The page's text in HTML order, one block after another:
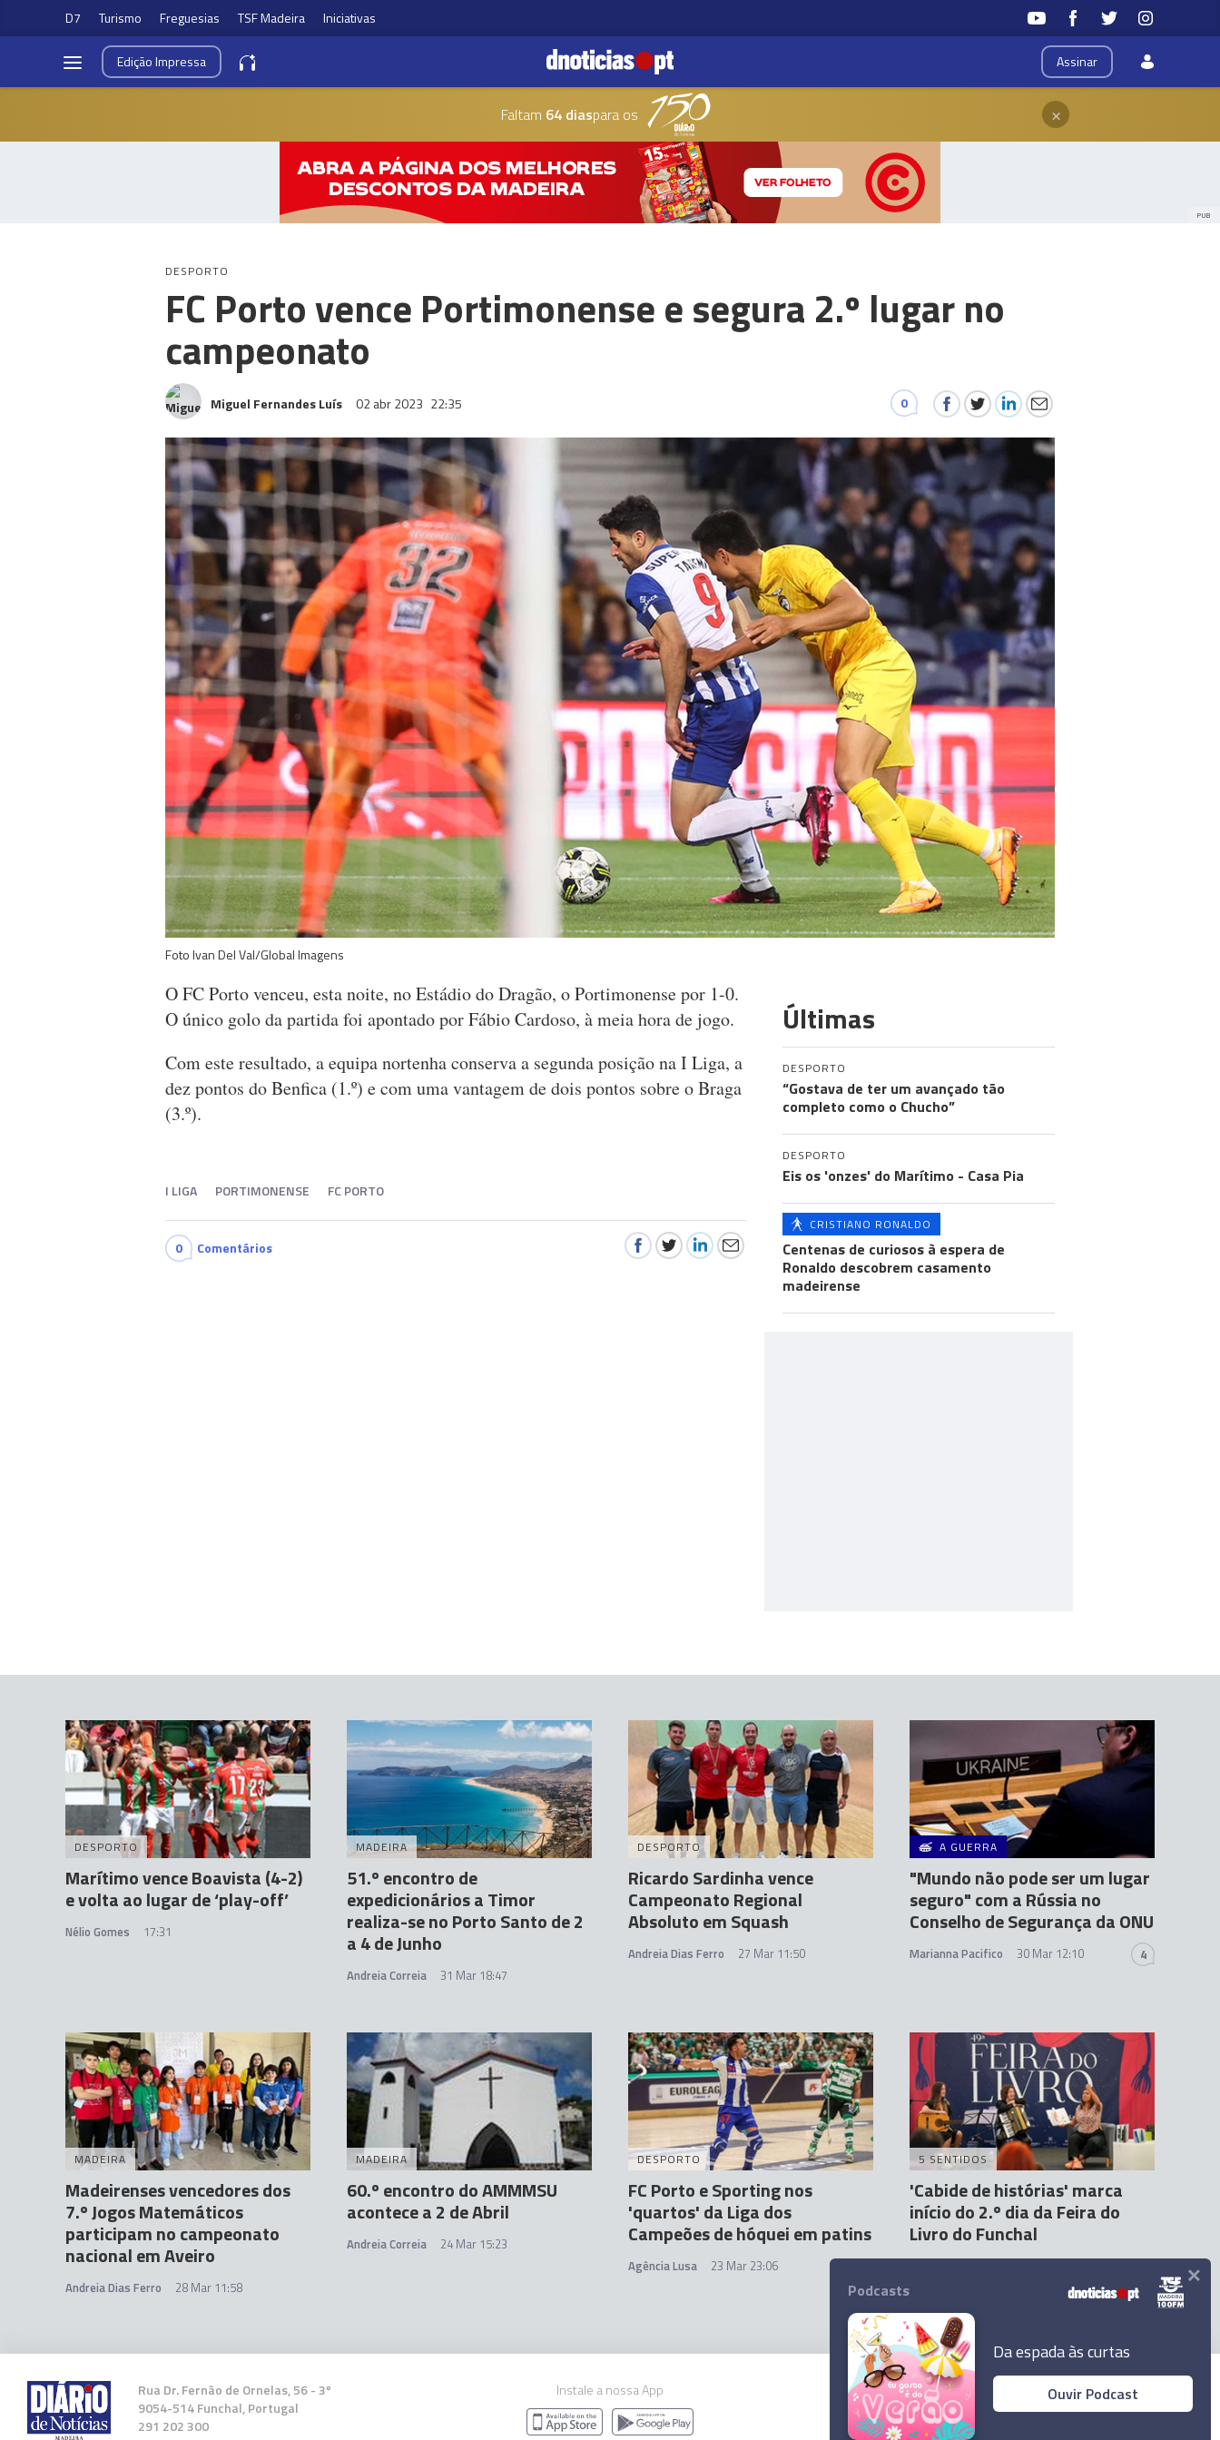
D7 Turismo Freguesias TSF Madeira Iniciativas
Assinar
EdiçãoImpressa
Faltam 64 diaspara os ×
PUB
DESPORTO
FC Porto vence Portimonense e segura 2.º lugar no
campeonato
Miguel Fernandes Luís 02 abr 2023 22:35 0
Foto Ivan Del Val/Global Imagens
O FC Porto venceu, esta noite, no Estádio do Dragão, o Portimonense por 1-0.
O único golo da partida foi apontado por Fábio Cardoso, à meia hora de jogo.
Com este resultado, a equipa nortenha conserva a segunda posição na I Liga, a
dez pontos do Benfica (1.º) e com uma vantagem de dois pontos sobre o Braga
(3.º).
I LIGA PORTIMONENSE FC PORTO
0 Comentários
Últimas
DESPORTO
“Gostava de ter um avançado tão
completo como o Chucho”
DESPORTO
Eis os 'onzes' do Marítimo - Casa Pia
CRISTIANO RONALDO
Centenas de curiosos à espera de
Ronaldo descobrem casamento
madeirense
DESPORTO
Marítimo vence Boavista (4-2)
e volta ao lugar de ‘play-off’
Nélio Gomes 17:31
MADEIRA
51.º encontro de
expedicionários a Timor
realiza-se no Porto Santo de 2
a 4 de Junho
Andreia Correia 31 Mar 18:47
DESPORTO
Ricardo Sardinha vence
Campeonato Regional
Absoluto em Squash
Andreia Dias Ferro 27 Mar 11:50
A GUERRA
"Mundo não pode ser um lugar
seguro" com a Rússia no
Conselho de Segurança da ONU
Marianna Pacifico 30 Mar 12:10 4
MADEIRA
Madeirenses vencedores dos
7.º Jogos Matemáticos
participam no campeonato
nacional em Aveiro
Andreia Dias Ferro 28 Mar 11:58
MADEIRA
60.º encontro do AMMMSU
acontece a 2 de Abril
Andreia Correia 24 Mar 15:23
DESPORTO
FC Porto e Sporting nos
'quartos' da Liga dos
Campeões de hóquei em patins
Agência Lusa 23 Mar 23:06
5 SENTIDOS
'Cabide de histórias' marca
início do 2.º dia da Feira do
Livro do Funchal
Rua Dr. Fernão de Ornelas, 56 - 3º
9054-514 Funchal, Portugal
291 202 300
Instale a nossa App
© 2023 Empresa Diário de Notícias, Lda.
Podcasts
Da espada às curtas
Ouvir Podcast
×